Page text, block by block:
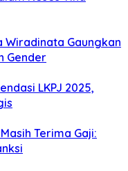
Wiradinata Gaungkan
Gender
LKPJ 2025,
Terima Gaji: